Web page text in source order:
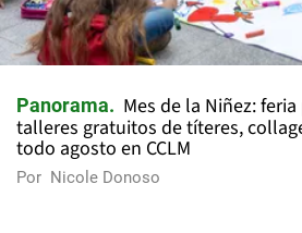
Panorama
Mes de la Niñez:
talleres gratuitos de títeres,
todo agosto en CCLM
Por Nicole Donoso